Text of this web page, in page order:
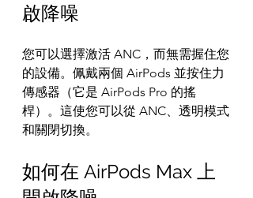
啟降噪
您可以選擇激活 ANC，而無需握住您
的設備。佩戴兩個 AirPods 並按住力
傳感器（它是 AirPods Pro 的搖
桿）。這使您可以從 ANC、透明模式
和關閉切換。
如何在 AirPods Max 上